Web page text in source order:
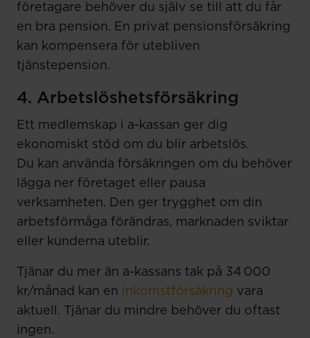
företagare behöver du själv se till att du får
en bra pension. En privat pensionsförsäkring
kan kompensera för utebliven
tjänstepension.
4. Arbetslöshetsförsäkring
Ett medlemskap i a-kassan ger dig
ekonomiskt stöd om du blir arbetslös.
Du kan använda försäkringen om du behöver
lägga ner företaget eller pausa
verksamheten. Den ger trygghet om din
arbetsförmåga förändras, marknaden sviktar
eller kunderna uteblir.
Tjänar du mer än a-kassans tak på 34 000
kr/månad kan en inkomstförsäkring vara
aktuell. Tjänar du mindre behöver du oftast
ingen.